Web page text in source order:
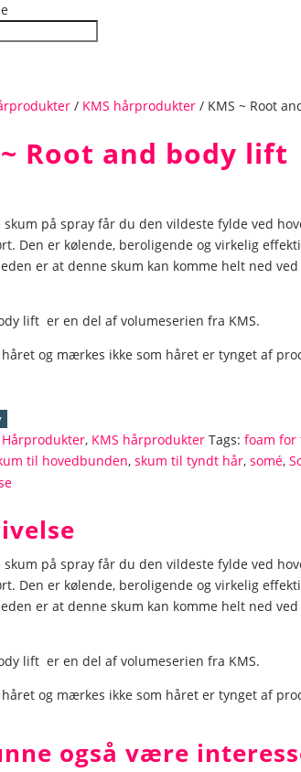
/ KMS hårprodukter / KMS ~ Root
~ Root and body lift
skum på spray får du den vildeste fylde ved
Den er kølende, beroligende og virkelig
er at denne skum kan komme helt ned
lift er en del af volumeserien fra KMS.
og mærkes ikke som håret er tynget af
Hårprodukter, KMS hårprodukter Tags:foam for
til hovedbunden,skum til tyndt hår,somé,
skum på spray får du den vildeste fylde ved
Den er kølende, beroligende og virkelig
er at denne skum kan komme helt ned
lift er en del af volumeserien fra KMS.
og mærkes ikke som håret er tynget af
også være